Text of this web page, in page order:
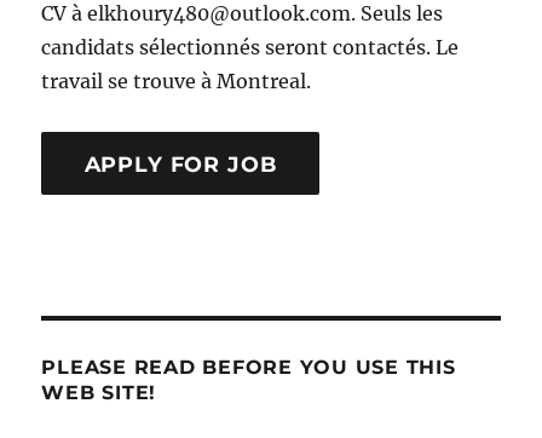
CV à elkhoury480@outlook.com. Seuls les
candidats sélectionnés seront contactés. Le
travail se trouve à Montreal.
PLEASE READ BEFORE YOU USE THIS
WEB SITE!